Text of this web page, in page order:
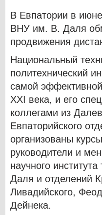
В Евпатории в
ВНУ им. В. Даля
продвижения
Национальный
политехнический
самой эффективной
ХХІ века, и его
коллегами из
Евпаторийского
организованы
руководители и
научного
Даля и отделений
Ливадийского,
Дейнека.